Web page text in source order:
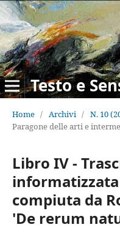
Testo e
Home / Archivi / N. 10
Paragone delle arti e
Libro IV -
compiuta da
'De rerum